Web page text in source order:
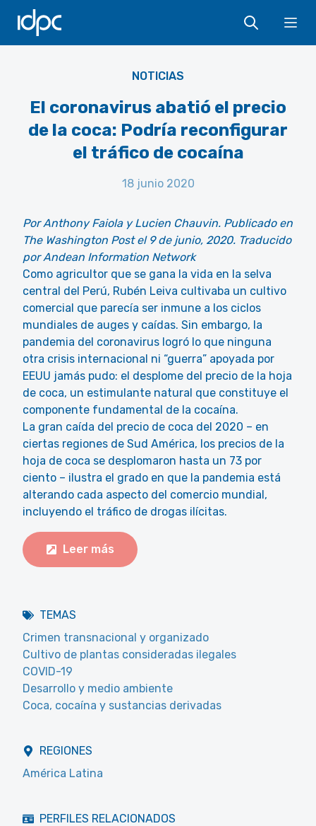
IDPC
NOTICIAS
El coronavirus abatió el precio
de la coca: Podría reconfigurar
el tráfico de cocaína
18 junio 2020
Por Anthony Faiola y Lucien Chauvin. Publicado en
The Washington Post el 9 de junio, 2020. Traducido
por Andean Information Network
Como agricultor que se gana la vida en la selva
central del Perú, Rubén Leiva cultivaba un cultivo
comercial que parecía ser inmune a los ciclos
mundiales de auges y caídas. Sin embargo, la
pandemia del coronavirus logró lo que ninguna
otra crisis internacional ni “guerra” apoyada por
EEUU jamás pudo: el desplome del precio de la hoja
de coca, un estimulante natural que constituye el
componente fundamental de la cocaína.
La gran caída del precio de coca del 2020 – en
ciertas regiones de Sud América, los precios de la
hoja de coca se desplomaron hasta un 73 por
ciento – ilustra el grado en que la pandemia está
alterando cada aspecto del comercio mundial,
incluyendo el tráfico de drogas ilícitas.
Leer más
TEMAS
Crimen transnacional y organizado
Cultivo de plantas consideradas ilegales
COVID-19
Desarrollo y medio ambiente
Coca, cocaína y sustancias derivadas
REGIONES
América Latina
PERFILES RELACIONADOS